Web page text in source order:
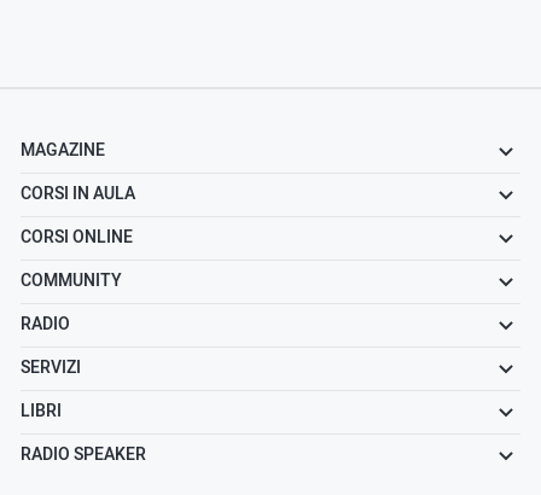
MAGAZINE
CORSI IN AULA
CORSI ONLINE
COMMUNITY
RADIO
SERVIZI
LIBRI
RADIO SPEAKER